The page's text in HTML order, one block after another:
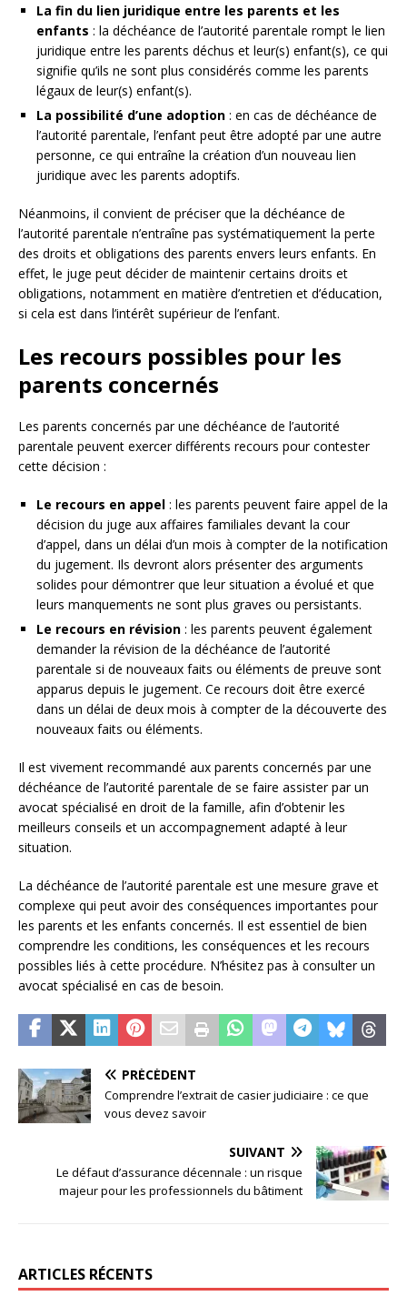
La fin du lien juridique entre les parents et les
enfants : la déchéance de l’autorité parentale rompt le lien
juridique entre les parents déchus et leur(s) enfant(s), ce qui
signifie qu’ils ne sont plus considérés comme les parents
légaux de leur(s) enfant(s).
La possibilité d’une adoption : en cas de déchéance de
l’autorité parentale, l’enfant peut être adopté par une autre
personne, ce qui entraîne la création d’un nouveau lien
juridique avec les parents adoptifs.
Néanmoins, il convient de préciser que la déchéance de
l’autorité parentale n’entraîne pas systématiquement la perte
des droits et obligations des parents envers leurs enfants. En
effet, le juge peut décider de maintenir certains droits et
obligations, notamment en matière d’entretien et d’éducation,
si cela est dans l’intérêt supérieur de l’enfant.
Les recours possibles pour les
parents concernés
Les parents concernés par une déchéance de l’autorité
parentale peuvent exercer différents recours pour contester
cette décision :
Le recours en appel : les parents peuvent faire appel de la
décision du juge aux affaires familiales devant la cour
d’appel, dans un délai d’un mois à compter de la notification
du jugement. Ils devront alors présenter des arguments
solides pour démontrer que leur situation a évolué et que
leurs manquements ne sont plus graves ou persistants.
Le recours en révision : les parents peuvent également
demander la révision de la déchéance de l’autorité
parentale si de nouveaux faits ou éléments de preuve sont
apparus depuis le jugement. Ce recours doit être exercé
dans un délai de deux mois à compter de la découverte des
nouveaux faits ou éléments.
Il est vivement recommandé aux parents concernés par une
déchéance de l’autorité parentale de se faire assister par un
avocat spécialisé en droit de la famille, afin d’obtenir les
meilleurs conseils et un accompagnement adapté à leur
situation.
La déchéance de l’autorité parentale est une mesure grave et
complexe qui peut avoir des conséquences importantes pour
les parents et les enfants concernés. Il est essentiel de bien
comprendre les conditions, les conséquences et les recours
possibles liés à cette procédure. N’hésitez pas à consulter un
avocat spécialisé en cas de besoin.
PRÉCÉDENT
Comprendre l’extrait de casier judiciaire : ce que
vous devez savoir
SUIVANT
Le défaut d’assurance décennale : un risque
majeur pour les professionnels du bâtiment
ARTICLES RÉCENTS